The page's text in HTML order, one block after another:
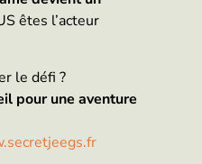
êtes l’acteur
le défi ?
pour une aventure